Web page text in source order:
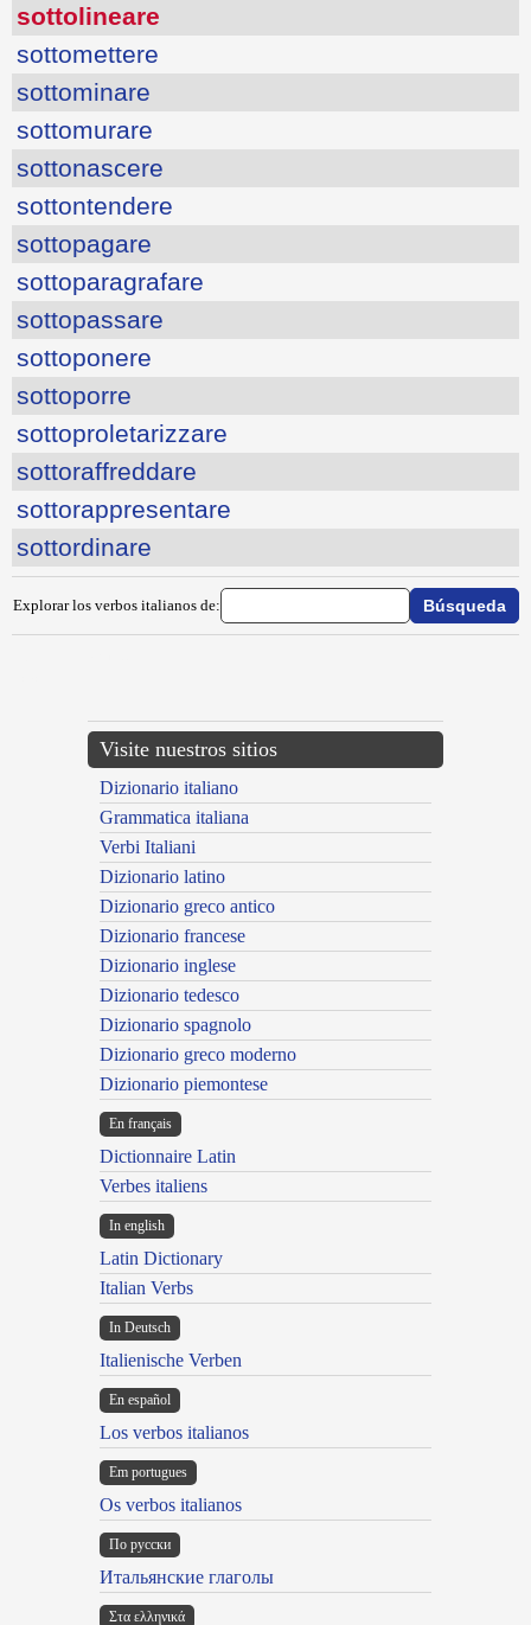
sottolineare
sottomettere
sottominare
sottomurare
sottonascere
sottontendere
sottopagare
sottoparagrafare
sottopassare
sottoponere
sottoporre
sottoproletarizzare
sottoraffreddare
sottorappresentare
sottordinare
Explorar los verbos italianos de:
Visite nuestros sitios
Dizionario italiano
Grammatica italiana
Verbi Italiani
Dizionario latino
Dizionario greco antico
Dizionario francese
Dizionario inglese
Dizionario tedesco
Dizionario spagnolo
Dizionario greco moderno
Dizionario piemontese
En français
Dictionnaire Latin
Verbes italiens
In english
Latin Dictionary
Italian Verbs
In Deutsch
Italienische Verben
En español
Los verbos italianos
Em portugues
Os verbos italianos
По русски
Итальянские глаголы
Στα ελληνικά